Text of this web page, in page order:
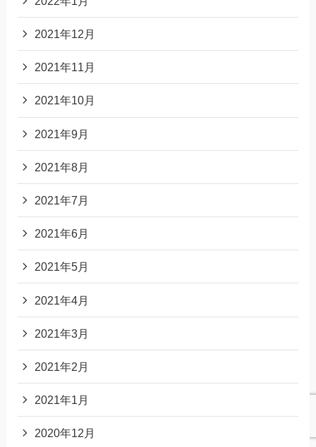
2021年12月
2021年11月
2021年10月
2021年9月
2021年8月
2021年7月
2021年6月
2021年5月
2021年4月
2021年3月
2021年2月
2021年1月
2020年12月